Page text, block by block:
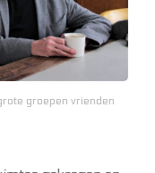
groepen vrienden